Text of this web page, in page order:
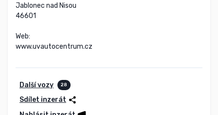
Jablonec nad Nisou
46601
Web:
www.uvautocentrum.cz
Další vozy 28
Sdílet inzerát